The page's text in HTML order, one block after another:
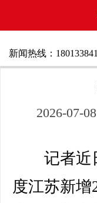
新闻热线：
2026-07-
记者近日
度江苏新